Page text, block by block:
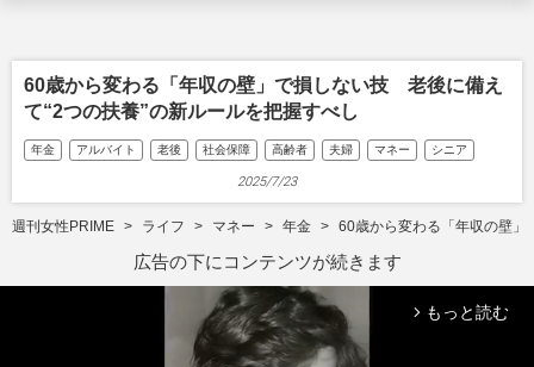
60歳から変わる「年収の壁」で損しない技 老後に備え
て“2つの扶養”の新ルールを把握すべし
年金 アルバイト 老後 社会保障 高齢者 夫婦 マネー シニア
2025/7/23
週刊女性PRIME ライフ マネー 年金 60歳から変わる「年収の壁
広告の下にコンテンツが続きます
arrow_forward_ios もっと読む